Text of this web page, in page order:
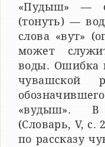
«Пудыш» —
(тонуть) —
слова «вут»
может
воды. Ошибка
чувашской
«вудыш». В
(Словарь, V, с.
по рассказу